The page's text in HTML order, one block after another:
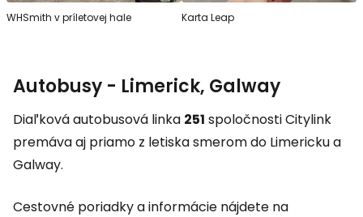
WHSmith v príletovej hale Karta Leap
Autobusy - Limerick, Galway
Diaľková autobusová linka 251 spoločnosti Citylink
premáva aj priamo z letiska smerom do Limericku a
Galway.
Cestovné poriadky a informácie nájdete na